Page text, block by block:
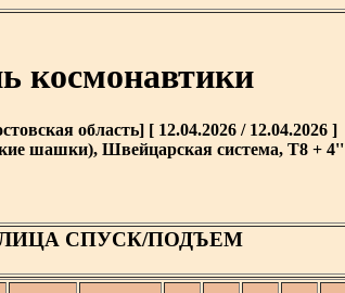
космонавтики
область] [ 12.04.2026 / 12.04.2026 ]
шашки), Швейцарская система, T8 + 4''
СПУСК/ПОДЪЕМ